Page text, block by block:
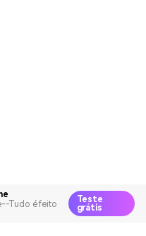
Tudo é feito
Teste
grátis